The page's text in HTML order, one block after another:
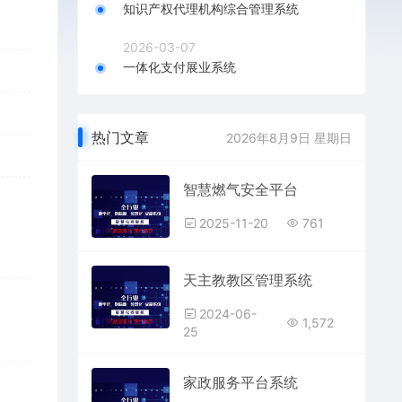
知识产权代理机构综合管理系统
2026-03-07
一体化支付展业系统
热门文章 2026年8月9日 星期日
智慧燃气安全平台
2025-11-20 761
天主教教区管理系统
2024-06-
25
1,572
家政服务平台系统